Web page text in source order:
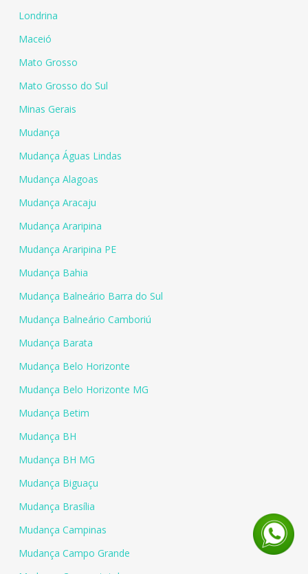
Londrina
Maceió
Mato Grosso
Mato Grosso do Sul
Minas Gerais
Mudança
Mudança Águas Lindas
Mudança Alagoas
Mudança Aracaju
Mudança Araripina
Mudança Araripina PE
Mudança Bahia
Mudança Balneário Barra do Sul
Mudança Balneário Camboriú
Mudança Barata
Mudança Belo Horizonte
Mudança Belo Horizonte MG
Mudança Betim
Mudança BH
Mudança BH MG
Mudança Biguaçu
Mudança Brasília
Mudança Campinas
Mudança Campo Grande